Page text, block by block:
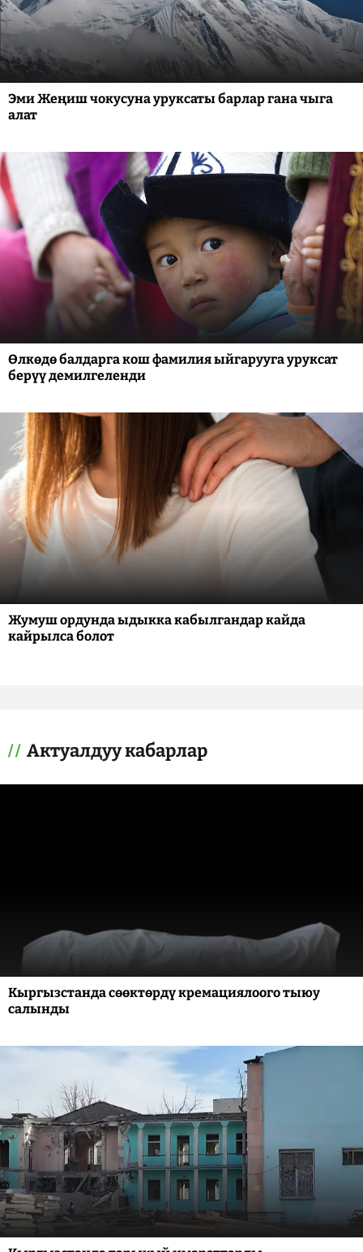
Эми Жеңиш чокусуна уруксаты барлар гана чыга
алат
Өлкөдө балдарга кош фамилия ыйгарууга уруксат
берүү демилгеленди
Жумуш ордунда ыдыкка кабылгандар кайда
кайрылса болот
Актуалдуу кабарлар
Кыргызстанда сөөктөрдү кремациялоого тыюу
салынды